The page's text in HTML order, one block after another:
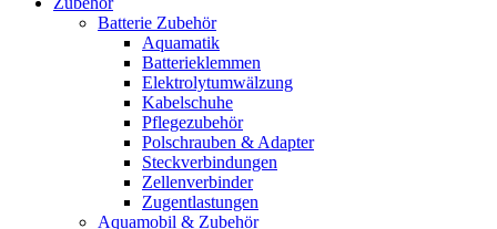
Batterie Zubehör
Aquamatik
Batterieklemmen
Elektrolytumwälzung
Kabelschuhe
Pflegezubehör
Polschrauben & Adapter
Steckverbindungen
Zellenverbinder
Zugentlastungen
Aquamobil & Zubehör